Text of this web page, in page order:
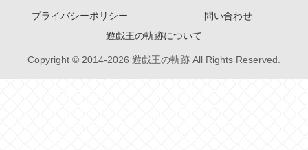
プライバシーポリシー
問い合わせ
遊戯王の軌跡について
Copyright © 2014-2026 遊戯王の軌跡 All Rights Reserved.